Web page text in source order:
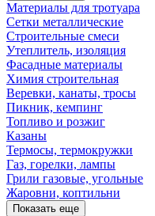
Материалы для тротуара
Сетки металлические
Строительные смеси
Утеплитель, изоляция
Фасадные материалы
Химия строительная
Веревки, канаты, тросы
Пикник, кемпинг
Топливо и розжиг
Казаны
Термосы, термокружки
Газ, горелки, лампы
Грили газовые, угольные
Жаровни, коптильни
Показать еще